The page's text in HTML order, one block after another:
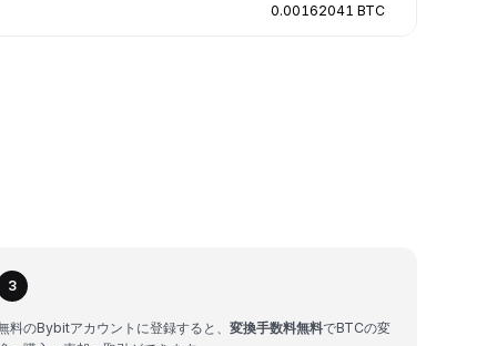
0.00162041 BTC
3
料のBybitアカウントに登録すると、 変換手数料無料でBTCの変